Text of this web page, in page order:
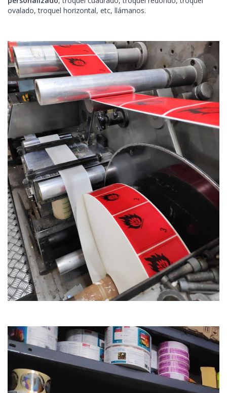
ovalado, troquel horizontal, etc, llámanos.